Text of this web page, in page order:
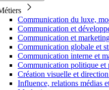
Communication du luxe,
Communication et
Communication et
Communication globale et
Communication interne et
Communication politique et
Création visuelle et
Influence, relations médias